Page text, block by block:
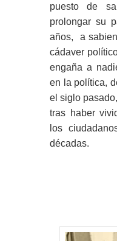
puesto de
prolongar su
años, a
cádaver
engaña a
en la política,
el siglo
tras haber
los
décadas.